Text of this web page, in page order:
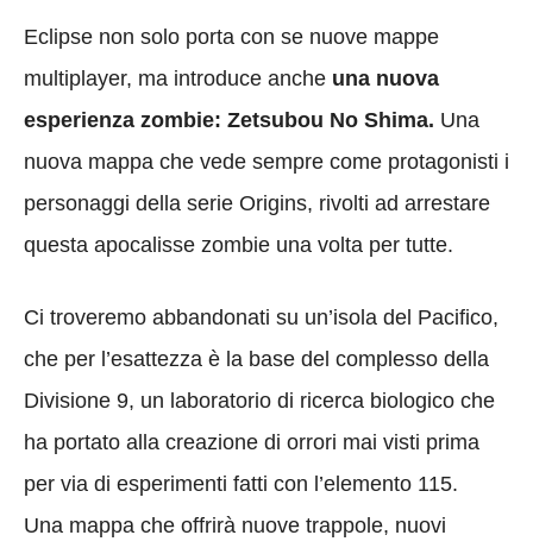
Eclipse non solo porta con se nuove mappe
multiplayer, ma introduce anche una nuova
esperienza zombie: Zetsubou No Shima. Una
nuova mappa che vede sempre come protagonisti i
personaggi della serie Origins, rivolti ad arrestare
questa apocalisse zombie una volta per tutte.
Ci troveremo abbandonati su un’isola del Pacifico,
che per l’esattezza è la base del complesso della
Divisione 9, un laboratorio di ricerca biologico che
ha portato alla creazione di orrori mai visti prima
per via di esperimenti fatti con l’elemento 115.
Una mappa che offrirà nuove trappole, nuovi